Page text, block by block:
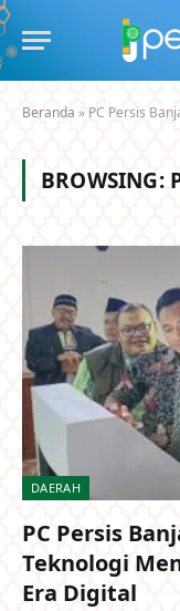
Beranda » PC Persis
BROWSING:
DAERAH
PC Persis
Teknologi
Era Digital